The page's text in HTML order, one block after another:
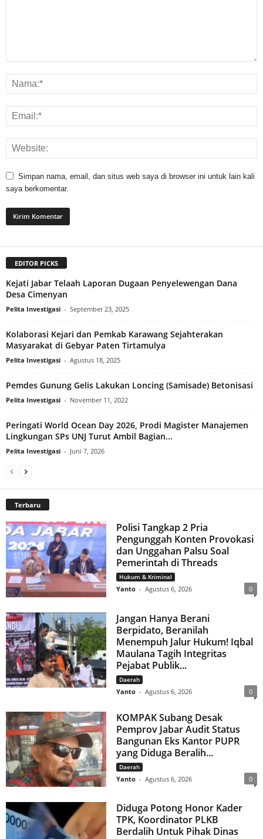
Simpan nama, email, dan situs web saya di browser ini untuk lain kali
saya berkomentar.
EDITOR PICKS
Kejati Jabar Telaah Laporan Dugaan Penyelewengan Dana
Desa Cimenyan
Pelita Investigasi - September 23, 2025
Kolaborasi Kejari dan Pemkab Karawang Sejahterakan
Masyarakat di Gebyar Paten Tirtamulya
Pelita Investigasi - Agustus 18, 2025
Pemdes Gunung Gelis Lakukan Loncing (Samisade) Betonisasi
Pelita Investigasi - November 11, 2022
Peringati World Ocean Day 2026, Prodi Magister Manajemen
Lingkungan SPs UNJ Turut Ambil Bagian...
Pelita Investigasi - Juni 7, 2026
Terbaru
Polisi Tangkap 2 Pria
Pengunggah Konten Provokasi
dan Unggahan Palsu Soal
Pemerintah di Threads
Hukum & Kriminal
Yanto - Agustus 6, 2026 0
Jangan Hanya Berani
Berpidato, Beranilah
Menempuh Jalur Hukum! Iqbal
Maulana Tagih Integritas
Pejabat Publik...
Daerah
Yanto - Agustus 6, 2026 0
KOMPAK Subang Desak
Pemprov Jabar Audit Status
Bangunan Eks Kantor PUPR
yang Diduga Beralih...
Daerah
Yanto - Agustus 6, 2026 0
Diduga Potong Honor Kader
TPK, Koordinator PLKB
Berdalih Untuk Pihak Dinas